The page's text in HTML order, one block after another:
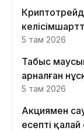
5 там 2026
Табыс
арналған
5 там 2026
Акциямен
есепті